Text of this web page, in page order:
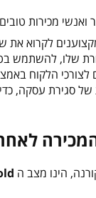
ואנשי מכירות
לקרוא את
של סגירת עסקה,
הינו מצב ה